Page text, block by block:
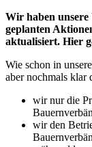
Wir haben unsere
geplanten
aktualisiert. Hier
Wie schon in
aber nochmals klar
wir nur die
wir den